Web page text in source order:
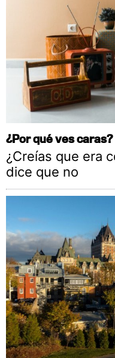
¿Por qué ves caras?
¿Creías que era
dice que no